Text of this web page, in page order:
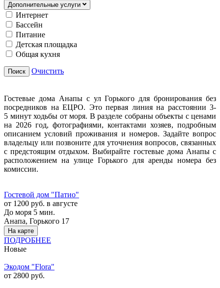
Дополнительные услуги
Интернет
Бассейн
Питание
Детская площадка
Общая кухня
Поиск Очистить
Гостевые дома Анапы с ул Горького для бронирования без
посредников на ЕЦРО. Это первая линия на расстоянии 3-
5 минут ходьбы от моря. В разделе собраны объекты с ценами
на 2026 год, фотографиями, контактами хозяев, подробным
описанием условий проживания и номеров. Задайте вопрос
владельцу или позвоните для уточнения вопросов, связанных
с предстоящим отдыхом. Выбирайте гостевые дома Анапы с
расположением на улице Горького для аренды номера без
комиссии.
Гостевой дом "Патио"
от 1200 руб. в августе
До моря 5 мин.
Анапа, Горького 17
На карте
ПОДРОБНЕЕ
Новые
Экодом "Flora"
от 2800 руб.